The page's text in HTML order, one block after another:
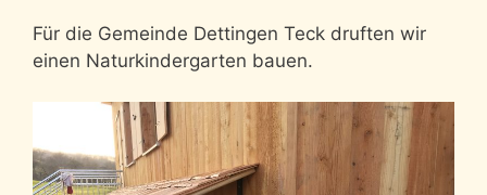
Für die Gemeinde Dettingen Teck druften wir
einen Naturkindergarten bauen.